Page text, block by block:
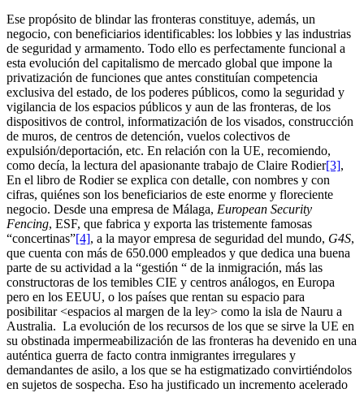
Ese propósito de blindar las fronteras constituye, además, un
negocio, con beneficiarios identificables: los lobbies y las industrias
de seguridad y armamento. Todo ello es perfectamente funcional a
esta evolución del capitalismo de mercado global que impone la
privatización de funciones que antes constituían competencia
exclusiva del estado, de los poderes públicos, como la seguridad y
vigilancia de los espacios públicos y aun de las fronteras, de los
dispositivos de control, informatización de los visados, construcción
de muros, de centros de detención, vuelos colectivos de
expulsión/deportación, etc. En relación con la UE, recomiendo,
como decía, la lectura del apasionante trabajo de Claire Rodier[3],
En el libro de Rodier se explica con detalle, con nombres y con
cifras, quiénes son los beneficiarios de este enorme y floreciente
negocio. Desde una empresa de Málaga, European Security
Fencing, ESF, que fabrica y exporta las tristemente famosas
“concertinas”[4], a la mayor empresa de seguridad del mundo, G4S,
que cuenta con más de 650.000 empleados y que dedica una buena
parte de su actividad a la “gestión “ de la inmigración, más las
constructoras de los temibles CIE y centros análogos, en Europa
pero en los EEUU, o los países que rentan su espacio para
posibilitar <espacios al margen de la ley> como la isla de Nauru a
Australia. La evolución de los recursos de los que se sirve la UE en
su obstinada impermeabilización de las fronteras ha devenido en una
auténtica guerra de facto contra inmigrantes irregulares y
demandantes de asilo, a los que se ha estigmatizado convirtiéndolos
en sujetos de sospecha. Eso ha justificado un incremento acelerado